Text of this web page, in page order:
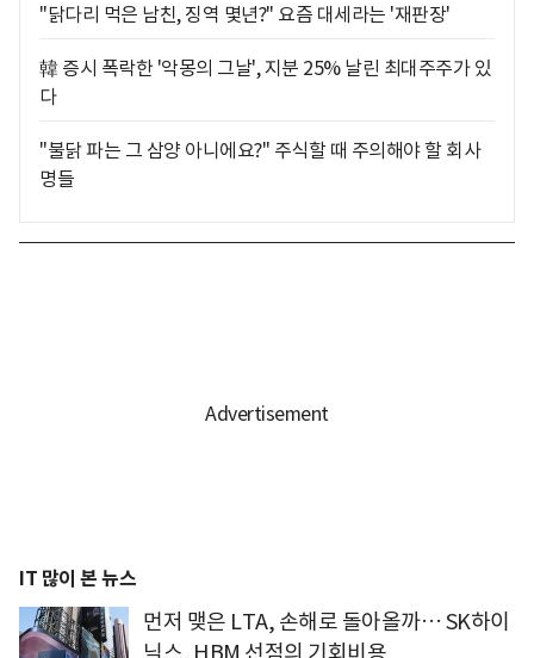
"닭다리 먹은 남친, 징역 몇년?" 요즘 대세라는 '재판장'
韓 증시 폭락한 '악몽의 그날', 지분 25% 날린 최대주주가 있
다
"불닭 파는 그 삼양 아니에요?" 주식할 때 주의해야 할 회사
명들
IT 많이 본 뉴스
먼저 맺은 LTA, 손해로 돌아올까… SK하이
닉스, HBM 선점의 기회비용